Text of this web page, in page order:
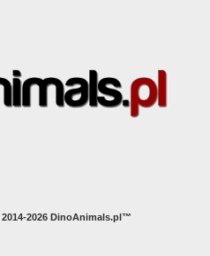
2026 DinoAnimals.pl™